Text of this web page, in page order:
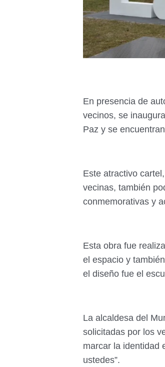
En presencia de
vecinos, se
Paz y se
Este atractivo
vecinas, también
conmemorativas y
Esta obra fue
el espacio y
el diseño fue el
La alcaldesa del
solicitadas por los
marcar la identidad
ustedes”.